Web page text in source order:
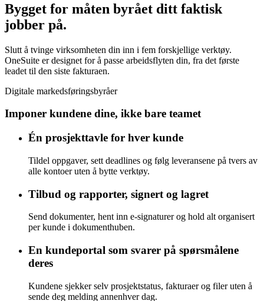
Bygget for måten byrået ditt faktisk
jobber på.
Slutt å tvinge virksomheten din inn i fem forskjellige verktøy.
OneSuite er designet for å passe arbeidsflyten din, fra det første
leadet til den siste fakturaen.
Digitale markedsføringsbyråer
Imponer kundene dine, ikke bare teamet
Én prosjekttavle for hver kunde
Tildel oppgaver, sett deadlines og følg leveransene på tvers av
alle kontoer uten å bytte verktøy.
Tilbud og rapporter, signert og lagret
Send dokumenter, hent inn e-signaturer og hold alt organisert
per kunde i dokumenthuben.
En kundeportal som svarer på spørsmålene
deres
Kundene sjekker selv prosjektstatus, fakturaer og filer uten å
sende deg melding annenhver dag.